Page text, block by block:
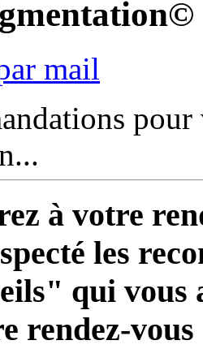
mail
pour
à votre
les
qui vous
rendez-